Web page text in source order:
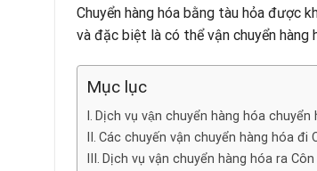
Chuyển hàng hóa bằng tàu hỏa được
và đặc biệt là có thể vận chuyển
Mục lục
Dịch vụ vận chuyển hàng hóa
Các chuyến vận chuyển hàng hóa đi
Dịch vụ vận chuyển hàng hóa ra